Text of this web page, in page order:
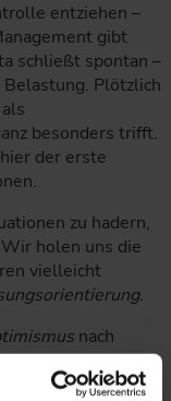
entziehen –
gibt
schließt spontan –
Plötzlich
besonders trifft.
der erste
zu hadern,
holen uns die
vielleicht
.
nach
Damit ist
der Blick auf das